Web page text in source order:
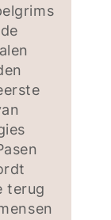
terug